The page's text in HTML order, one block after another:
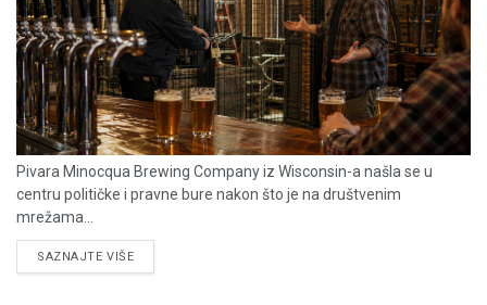
Pivara Minocqua Brewing Company iz Wisconsin-a našla se u
centru političke i pravne bure nakon što je na društvenim
mrežama...
SAZNAJTE VIŠEDETAILS